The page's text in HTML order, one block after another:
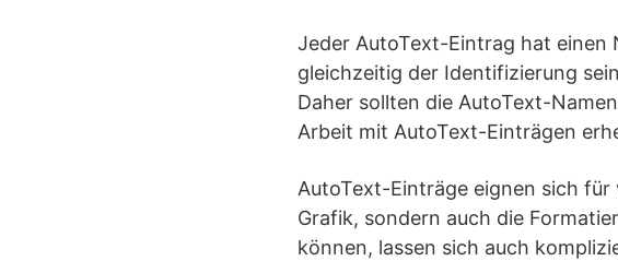
Jeder AutoText-Eintrag hat einen
gleichzeitig der Identifizierung
Daher sollten die AutoText-
Arbeit mit AutoText-Einträgen
AutoText-Einträge eignen sich
Grafik, sondern auch die
können, lassen sich auch